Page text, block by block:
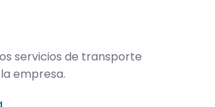
servicios de transporte
empresa.